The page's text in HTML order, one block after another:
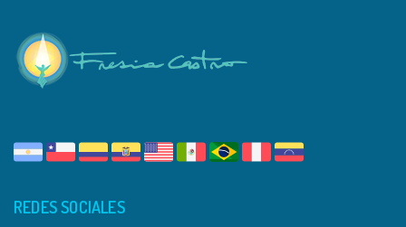
REDES SOCIALES